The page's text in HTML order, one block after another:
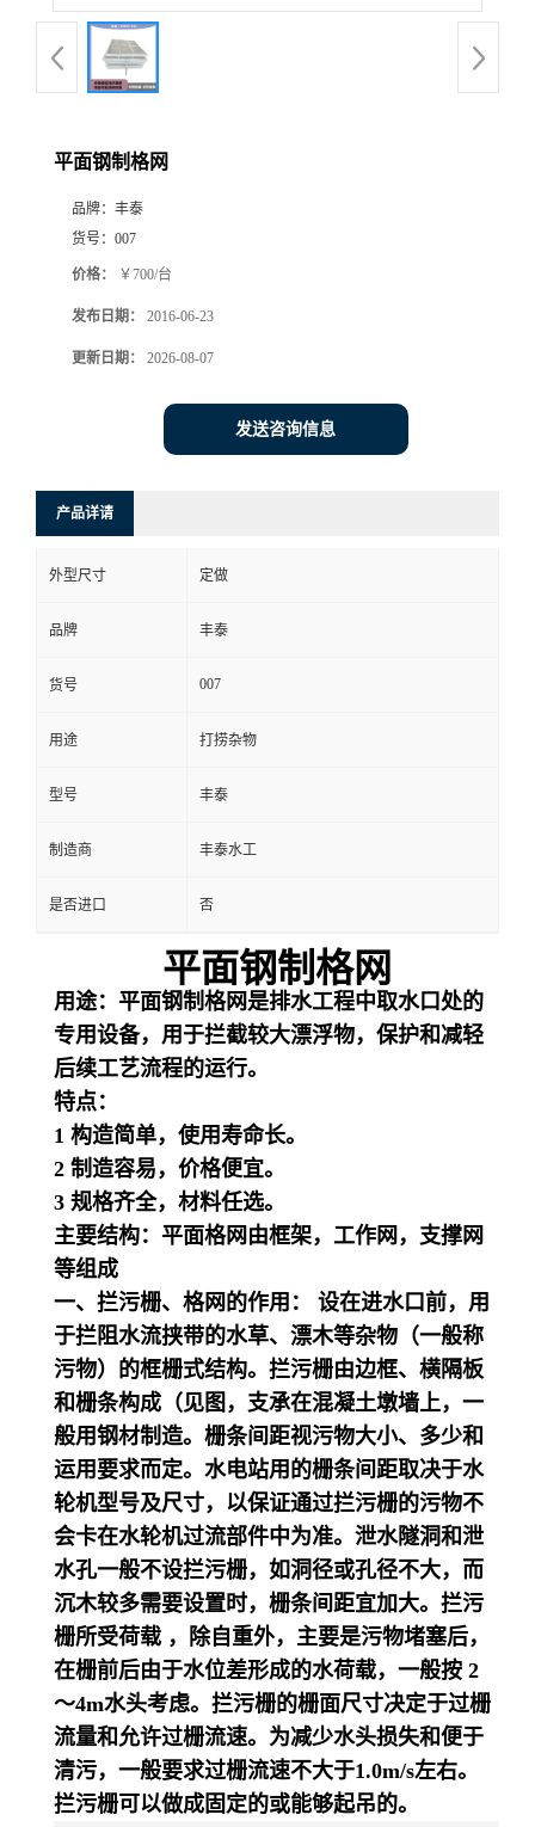
平面钢制格网
品牌： 丰泰
货号： 007
价格： ￥700/台
发布日期： 2016-06-23
更新日期： 2026-08-07
发送咨询信息
产品详请
外型尺寸 定做
品牌 丰泰
货号 007
用途 打捞杂物
型号 丰泰
制造商 丰泰水工
是否进口 否
平面钢制格网
用途：平面钢制格网是排水工程中取水口处的
专用设备，用于拦截较大漂浮物，保护和减轻
后续工艺流程的运行。
特点：
1 构造简单，使用寿命长。
2 制造容易，价格便宜。
3 规格齐全，材料任选。
主要结构： 平面格网由框架，工作网，支撑网
等组成
一、拦污栅、格网的作用： 设在进水口前，用
于拦阻水流挟带的水草、漂木等杂物（一般称
污物）的框栅式结构。拦污栅由边框、横隔板
和栅条构成（见图，支承在混凝土墩墙上，一
般用钢材制造。栅条间距视污物大小、多少和
运用要求而定。水电站用的栅条间距取决于水
轮机型号及尺寸，以保证通过拦污栅的污物不
会卡在水轮机过流部件中为准。泄水隧洞和泄
水孔一般不设拦污栅，如洞径或孔径不大，而
沉木较多需要设置时，栅条间距宜加大。拦污
栅所受荷载 ，除自重外，主要是污物堵塞后，
在栅前后由于水位差形成的水荷载，一般按 2
～4m水头考虑。拦污栅的栅面尺寸决定于过栅
流量和允许过栅流速。为减少水头损失和便于
清污，一般要求过栅流速不大于1.0m/s左右。
拦污栅可以做成固定的或能够起吊的。